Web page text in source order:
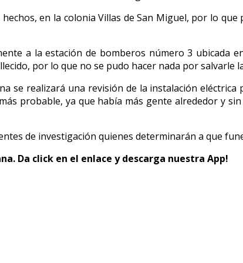
en la colonia Villas de San Miguel, por lo
a la estación de bomberos número 3 ubicada
por lo que no se pudo hacer nada por salvarle
se realizará una revisión de la instalación
probable, ya que había más gente alrededor y
de investigación quienes determinarán a que
Da click en el enlace y descarga nuestra App!